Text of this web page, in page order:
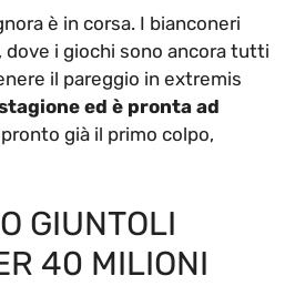
è in corsa. I bianconeri
dove i giochi sono ancora tutti
il pareggio in extremis
ed è pronta ad
già il primo colpo,
GIUNTOLI
40 MILIONI